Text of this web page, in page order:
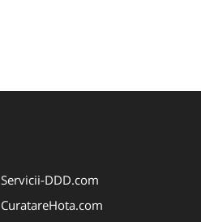
Servicii-DDD.com
CuratareHota.com